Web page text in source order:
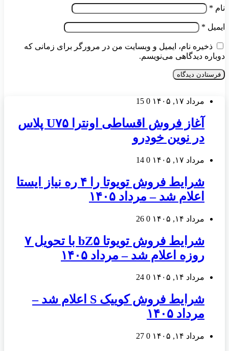
نام *
ایمیل *
ذخیره نام، ایمیل و وبسایت من در مرورگر برای زمانی که
دوباره دیدگاهی می‌نویسم.
مرداد ۱۷, ۱۴۰۵ 0
15
آغاز فروش اقساطی اونترا U۷۵ پلاس
در نوین خودرو
مرداد ۱۷, ۱۴۰۵ 0
14
شرایط فروش تویوتا را ۴ ره نیاز ایستا
اعلام شد – مرداد ۱۴۰۵
مرداد ۱۴, ۱۴۰۵ 0
26
شرایط فروش تویوتا bZ۵ با تحویل ۷
روزه اعلام شد – مرداد ۱۴۰۵
مرداد ۱۴, ۱۴۰۵ 0
24
شرایط فروش کوییک S اعلام شد –
مرداد ۱۴۰۵
مرداد ۱۴, ۱۴۰۵ 0
27